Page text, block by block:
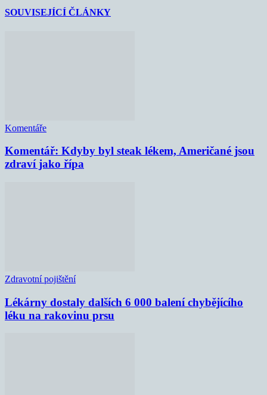
SOUVISEJÍCÍ ČLÁNKY
Komentáře
Komentář: Kdyby byl steak lékem, Američané jsou
zdraví jako řípa
Zdravotní pojištění
Lékárny dostaly dalších 6 000 balení chybějícího
léku na rakovinu prsu